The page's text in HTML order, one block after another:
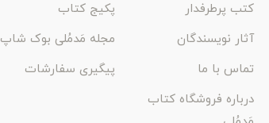
کتب پرطرفدار
پکیج کتاب
آثار نویسندگان
مجله مَدمُلی بوک شاپ
تماس با ما
پیگیری سفارشات
درباره فروشگاه کتاب